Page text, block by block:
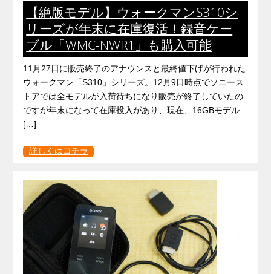
【絶版モデル】ウォークマンS310シ
リーズが年末に在庫復活！録音ケー
ブル「WMC-NWR1」も購入可能
11月27日に販売終了のアナウンスと最終値下げが行われた
ウォークマン「S310」シリーズ。12月9日時点でソニース
トアでは全モデルが入荷待ちになり販売が終了していたの
ですが年末になって在庫投入があり、現在、16GBモデル
[…]
詳しくはコチラ